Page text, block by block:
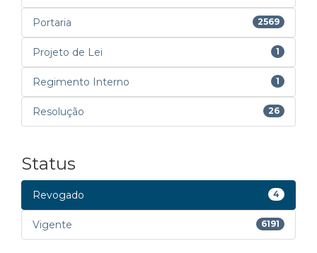
Portaria 2569
Projeto de Lei 1
Regimento Interno 1
Resolução 26
Status
Revogado 4
Vigente 6191